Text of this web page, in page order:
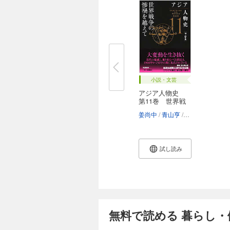
小説・文芸
アジア人物史
第11巻 世界戦
争...
姜尚中 青山亨
試し読み
無料で読める 暮らし